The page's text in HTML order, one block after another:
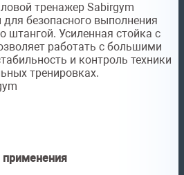
тренажер Sabirgym
для безопасного выполнения
штангой. Усиленная стойка с
работать с большими
и контроль техники
тренировках.
применения